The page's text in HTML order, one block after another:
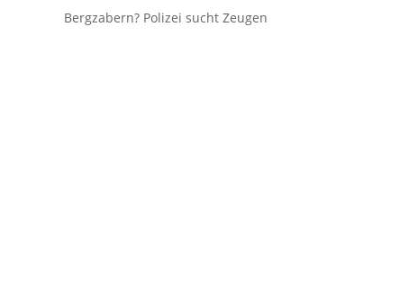
Bergzabern? Polizei sucht Zeugen